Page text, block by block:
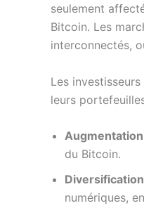
seulement
Bitcoin. Les
interconnectés,
Les
leurs
du Bitcoin.
Diversification
numériques,